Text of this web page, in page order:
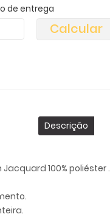
de entrega
Calcular
Descrição
100% poliéster .